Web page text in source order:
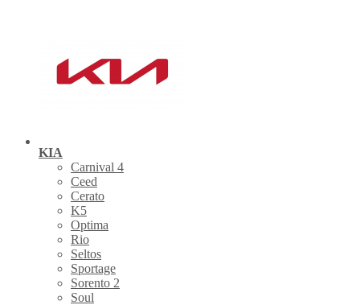
KIA
Carnival 4
Ceed
Cerato
K5
Optima
Rio
Seltos
Sportage
Sorento 2
Soul